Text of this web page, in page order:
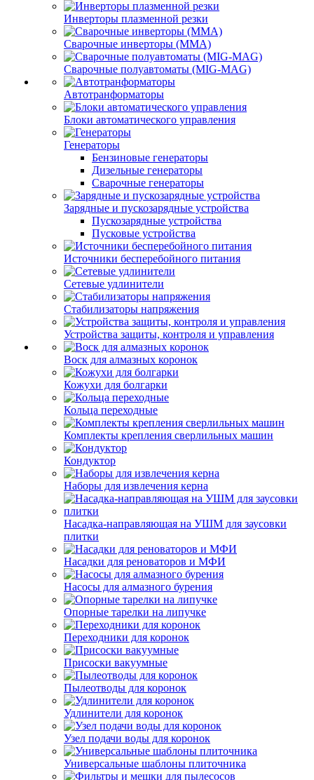
Инверторы плазменной резки
Сварочные инверторы (MMA)
Сварочные полуавтоматы (MIG-MAG)
Автотранформаторы
Блоки автоматического управления
Генераторы
Бензиновые генераторы
Дизельные генераторы
Сварочные генераторы
Зарядные и пускозарядные устройства
Пускозарядные устройства
Пусковые устройства
Источники бесперебойного питания
Сетевые удлинители
Стабилизаторы напряжения
Устройства защиты, контроля и управления
Воск для алмазных коронок
Кожухи для болгарки
Кольца переходные
Комплекты крепления сверлильных машин
Кондуктор
Наборы для извлечения керна
Насадка-направляющая на УШМ для заусовки
плитки
Насадки для реноваторов и МФИ
Насосы для алмазного бурения
Опорные тарелки на липучке
Переходники для коронок
Присоски вакуумные
Пылеотводы для коронок
Удлинители для коронок
Узел подачи воды для коронок
Универсальные шаблоны плиточника